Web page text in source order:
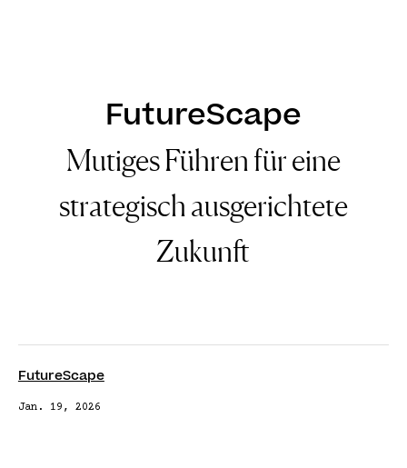
FutureScape
Mutiges Führen für eine
strategisch ausgerichtete
Zukunft
FutureScape
Jan. 19, 2026